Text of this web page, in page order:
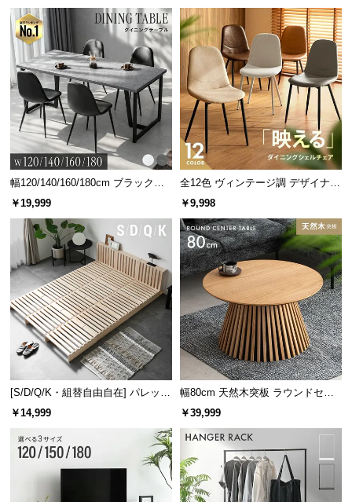
カラーバリエーション
サンドベージュ SAND BEIGE
幅120/140/160/180cm ブラックフ
レーム ダイニング 大理石調 4人掛
￥19,999
全12色 ヴィンテージ調 デザイナー
ズシェルチェア
￥9,998
[S/D/Q/K・組替自由自在] パレット
ベッド 8/12/16枚セット
￥14,999
幅80cm 天然木突板 ラウンドセン
ターテーブル 美しい格子デザイン
￥39,999